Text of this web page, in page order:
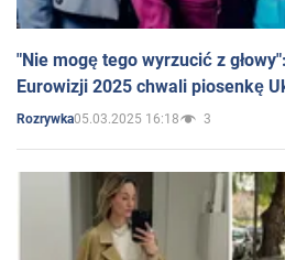
"Nie mogę tego wyrzucić z
Eurowizji 2025 chwali piosenkę
Rozrywka05.03.2025 16:18 3